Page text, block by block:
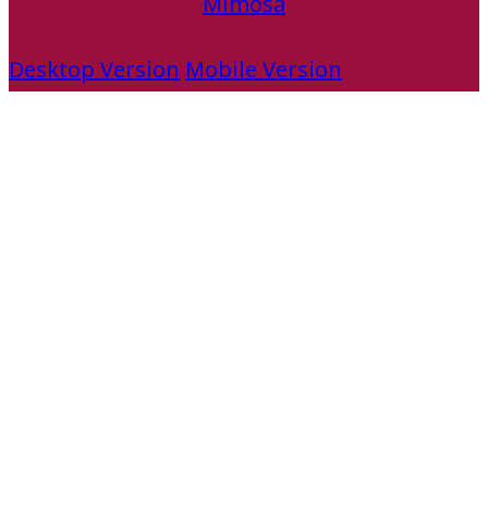
Desktop Version Mobile Version